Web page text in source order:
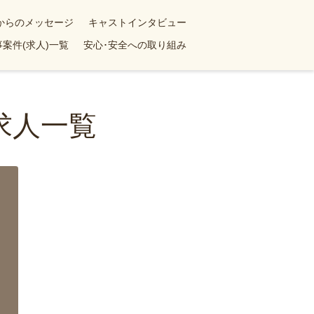
らのメッセージ
キャストインタビュー
案件(求人)一覧 安心･安全への取り組み
人一覧